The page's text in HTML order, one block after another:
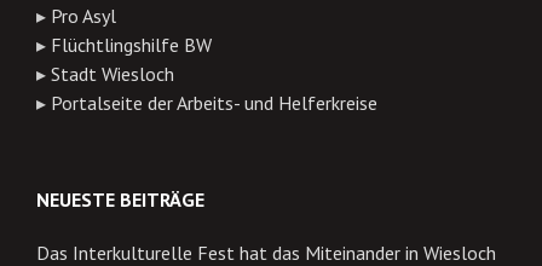
▸ Pro Asyl
▸ Flüchtlingshilfe BW
▸ Stadt Wiesloch
▸ Portalseite der Arbeits- und Helferkreise
NEUESTE BEITRÄGE
Das Interkulturelle Fest hat das Miteinander in Wiesloch